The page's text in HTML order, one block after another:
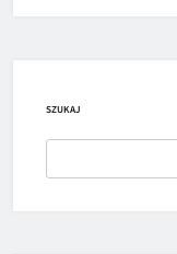
SZUKAJ